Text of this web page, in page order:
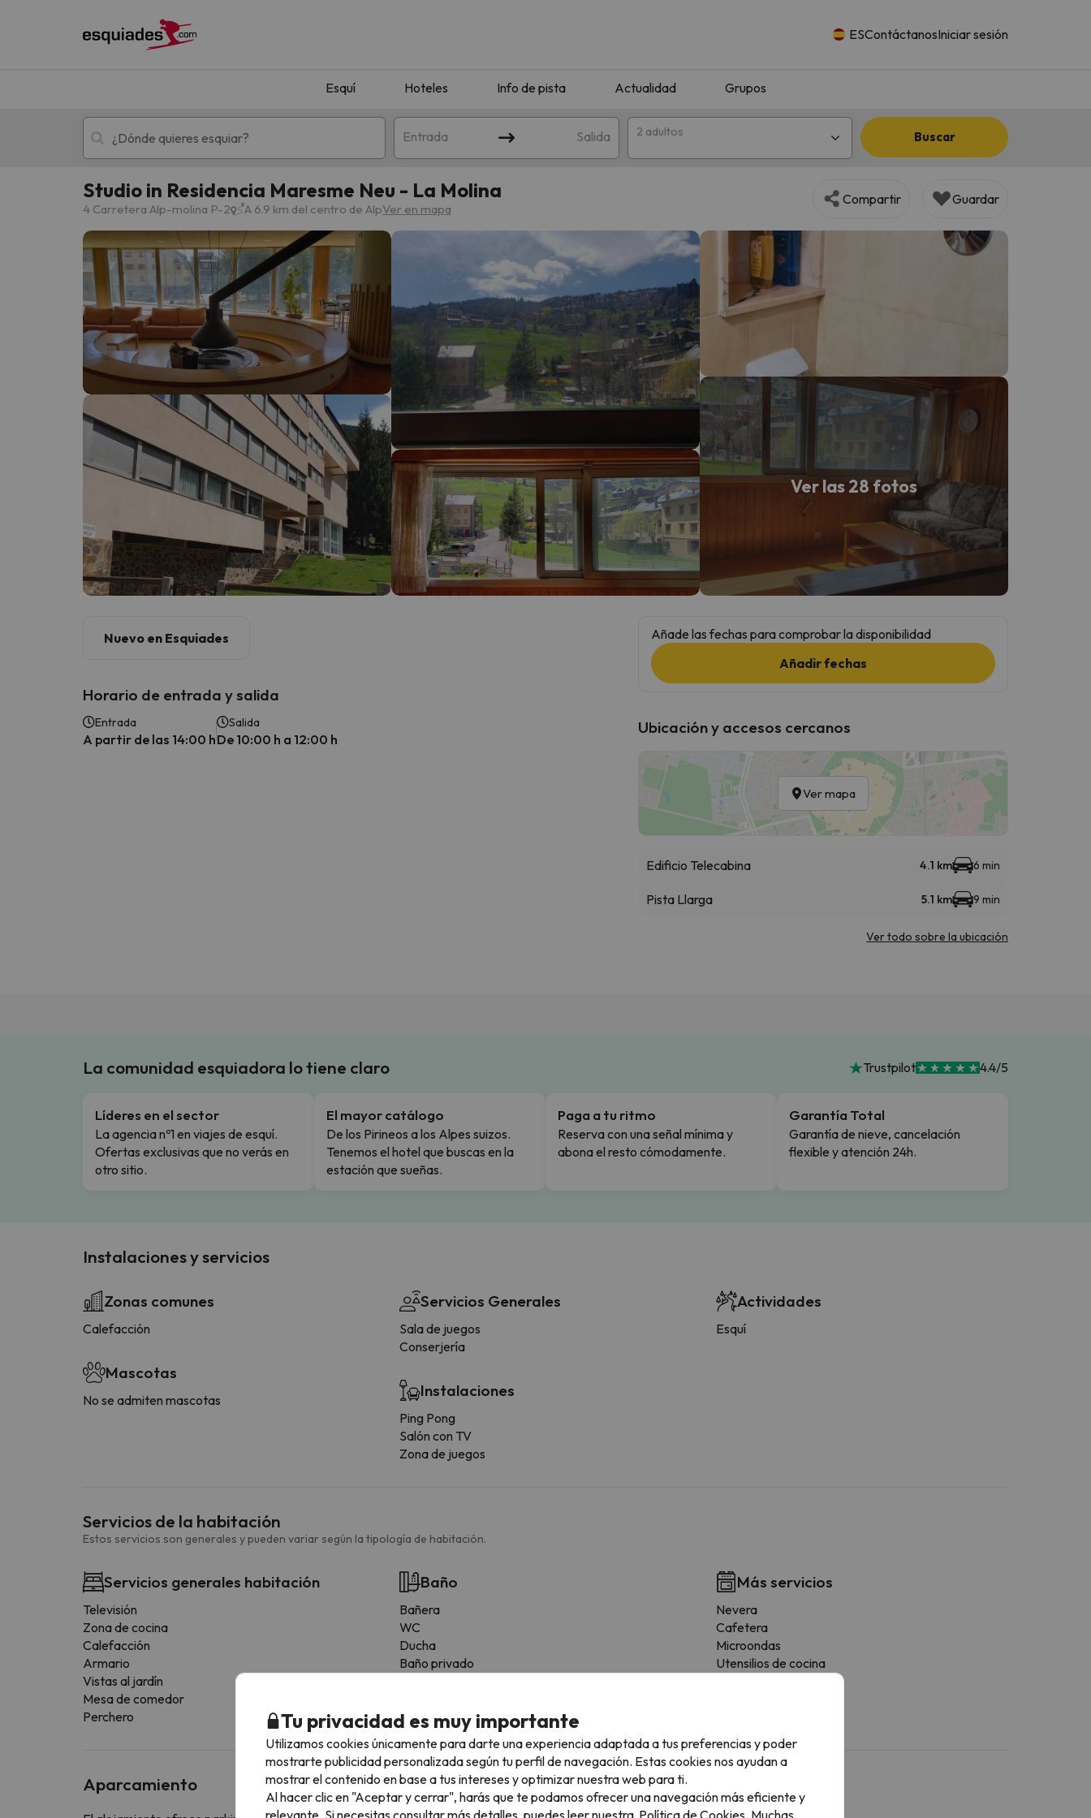
ESContáctanosIniciar sesión
Esquí Hoteles Info de pista Actualidad Grupos
Entrada Salida 2 adultos Buscar
Esquí Escapadas
¡Vaya! No hemos encontrado ningún resultado que coincida con tu búsqueda. Prueba a modificar el destino.
¡Vaya! Parece que nuestro buscador ha perdido el norte. En cuanto encuentre su brújula vuelve.
Studio in Residencia Maresme Neu - La Molina
4 Carretera Alp-molina P-2 A 6.9 km del centro de AlpVer en mapa
Compartir Guardar
Ver las 28 fotos
Nuevo en Esquiades
Horario de entrada y salida
Entrada
A partir de las 14:00 h
Salida
De 10:00 h a 12:00 h
Añade las fechas para comprobar la disponibilidad
Añadir fechas
Ubicación y accesos cercanos
Ver mapa
Edificio Telecabina 4.1 km 6 min
Pista Llarga 5.1 km 9 min
Ver todo sobre la ubicación
La comunidad esquiadora lo tiene claro Trustpilot 4.4/5
Líderes en el sector
La agencia nº1 en viajes de esquí.
Ofertas exclusivas que no verás en
otro sitio.
El mayor catálogo
De los Pirineos a los Alpes suizos.
Tenemos el hotel que buscas en la
estación que sueñas.
Paga a tu ritmo
Reserva con una señal mínima y
abona el resto cómodamente.
Garantía Total
Garantía de nieve, cancelación
flexible y atención 24h.
Instalaciones y servicios
Zonas comunes
Calefacción
Mascotas
No se admiten mascotas
Servicios Generales
Sala de juegos
Conserjería
Instalaciones
Ping Pong
Salón con TV
Zona de juegos
Actividades
Esquí
Servicios de la habitación
Estos servicios son generales y pueden variar según la tipología de habitación.
Servicios generales habitación
Televisión
Zona de cocina
Calefacción
Armario
Vistas al jardín
Mesa de comedor
Perchero
Baño
Bañera
WC
Ducha
Baño privado
Más servicios
Nevera
Cafetera
Microondas
Utensilios de cocina
Aparcamiento
Tu privacidad es muy importante
Utilizamos cookies únicamente para darte una experiencia adaptada a tus preferencias y poder
mostrarte publicidad personalizada según tu perfil de navegación. Estas cookies nos ayudan a
mostrar el contenido en base a tus intereses y optimizar nuestra web para ti.
Al hacer clic en "Aceptar y cerrar", harás que te podamos ofrecer una navegación más eficiente y
relevante. Si necesitas consultar más detalles, puedes leer nuestra Política de Cookies. Muchas